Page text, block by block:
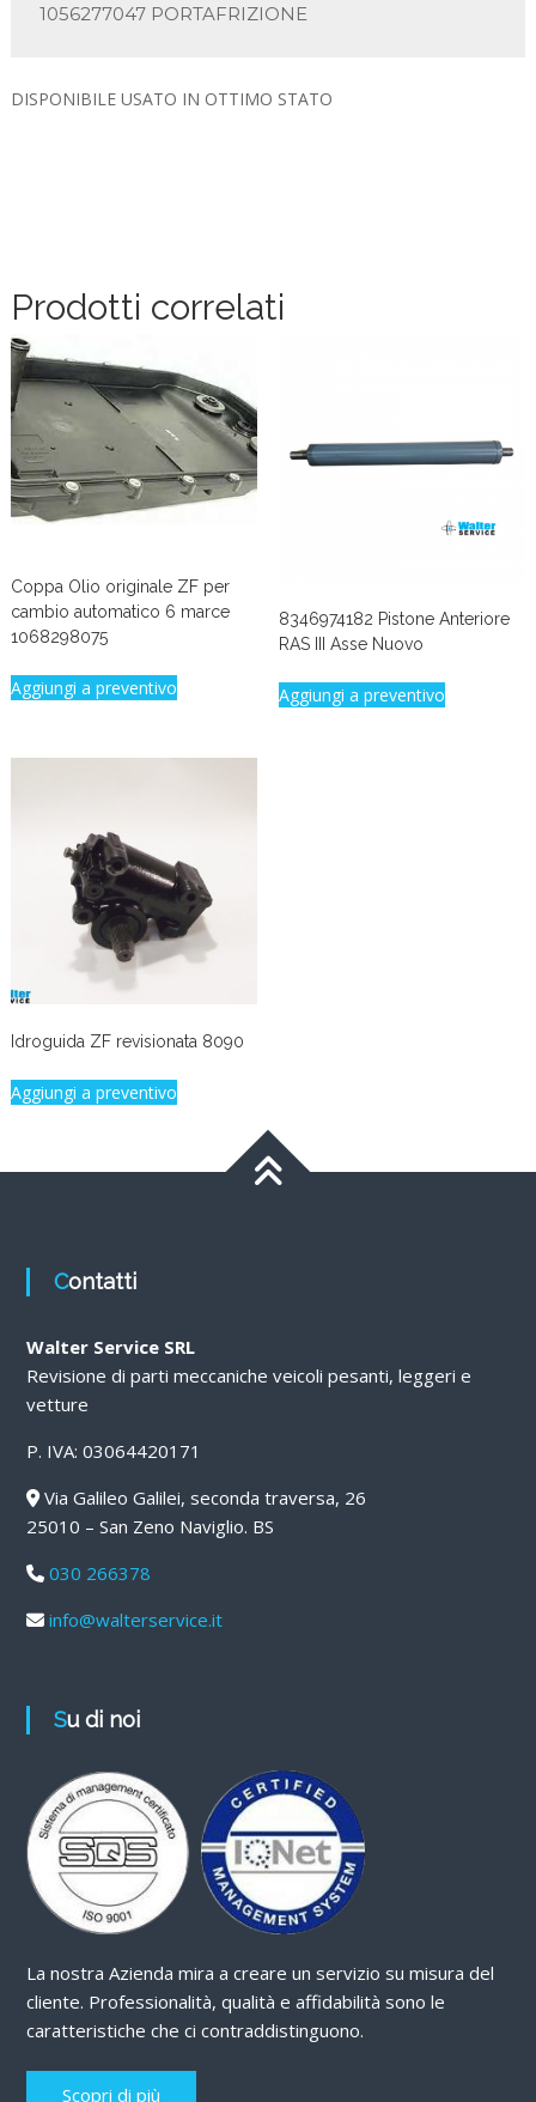
1056277047 PORTAFRIZIONE
DISPONIBILE USATO IN OTTIMO STATO
Prodotti correlati
Coppa Olio originale ZF per
cambio automatico 6 marce
1068298075
Aggiungi a preventivo
8346974182 Pistone Anteriore
RAS III Asse Nuovo
Aggiungi a preventivo
Idroguida ZF revisionata 8090
Aggiungi a preventivo
Contatti
Walter Service SRL
Revisione di parti meccaniche veicoli pesanti, leggeri e
vetture
P. IVA: 03064420171
Via Galileo Galilei, seconda traversa, 26
25010 – San Zeno Naviglio. BS
030 266378
info@walterservice.it
Su di noi
La nostra Azienda mira a creare un servizio su misura del
cliente. Professionalità, qualità e affidabilità sono le
caratteristiche che ci contraddistinguono.
Scopri di più